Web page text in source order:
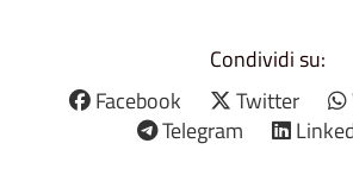
Condividi su:
Facebook
Twitter
Telegram